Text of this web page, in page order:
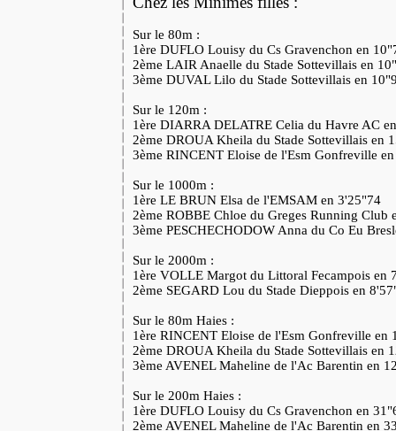
Sur le 80m :
1ère DUFLO Louisy du Cs Gravenchon en
2ème LAIR Anaelle du Stade Sottevillais en
3ème DUVAL Lilo du Stade Sottevillais en
Sur le 120m :
1ère DIARRA DELATRE Celia du Havre AC
2ème DROUA Kheila du Stade Sottevillais en
3ème RINCENT Eloise de l'Esm Gonfreville
Sur le 1000m :
1ère LE BRUN Elsa de l'EMSAM en 3'25"74
2ème ROBBE Chloe du Greges Running Club
3ème PESCHECHODOW Anna du Co Eu
Sur le 2000m :
1ère VOLLE Margot du Littoral Fecampois en
2ème SEGARD Lou du Stade Dieppois en
Sur le 80m Haies :
1ère RINCENT Eloise de l'Esm Gonfreville en
2ème DROUA Kheila du Stade Sottevillais en
3ème AVENEL Maheline de l'Ac Barentin en
Sur le 200m Haies :
1ère DUFLO Louisy du Cs Gravenchon en
2ème AVENEL Maheline de l'Ac Barentin en